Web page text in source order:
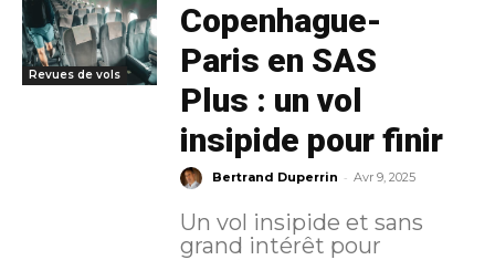
Revues de vols
Copenhague-
Paris en SAS
Plus : un vol
insipide pour finir
Bertrand Duperrin - Avr 9, 2025
Un vol insipide et sans
grand intérêt pour